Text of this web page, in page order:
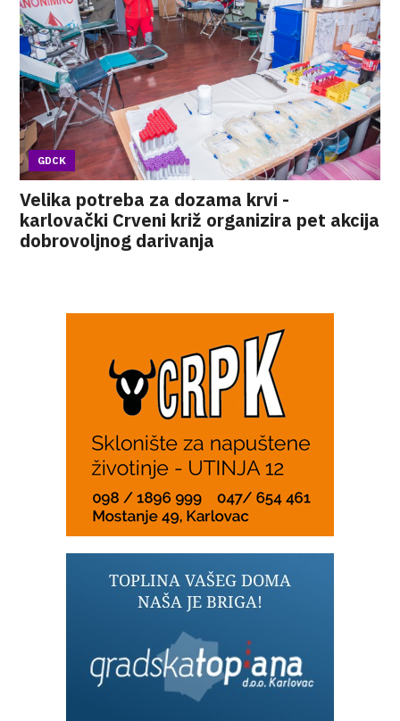
GDCK
Velika potreba za dozama krvi -
karlovački Crveni križ organizira pet akcija
dobrovoljnog darivanja